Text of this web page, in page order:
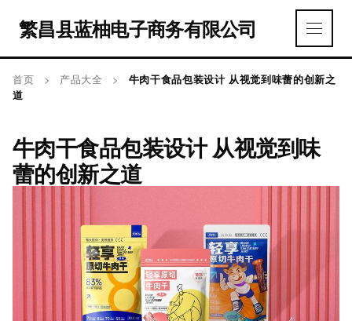
繁昌县蓝柚电子商务有限公司
首页 > 产品大全 >
牛肉干食品包装设计 从视觉到味蕾的创新之
道
牛肉干食品包装设计 从视觉到味
蕾的创新之道